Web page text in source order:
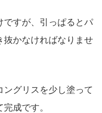
ですが、引っぱるとパ
抜かなければなりませ
グリスを少し塗って
成です。